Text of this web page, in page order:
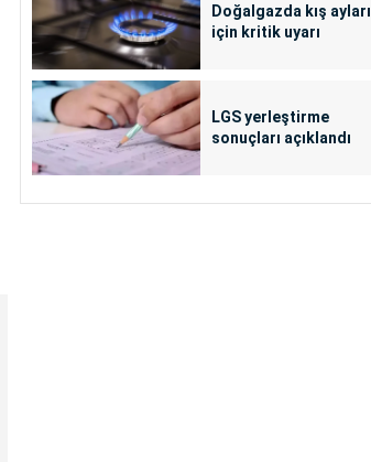
Doğalgazda kış ayları
için kritik uyarı
LGS yerleştirme
sonuçları açıklandı